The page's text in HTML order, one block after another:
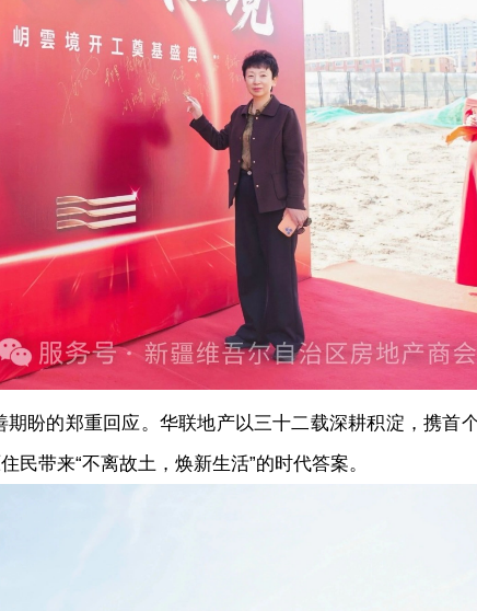
盼的郑重回应。华联地产以三十二载深耕积淀，携首
民带来“不离故土，焕新生活”的时代答案。